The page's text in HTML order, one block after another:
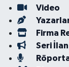
Video
Firma
Seri İlan